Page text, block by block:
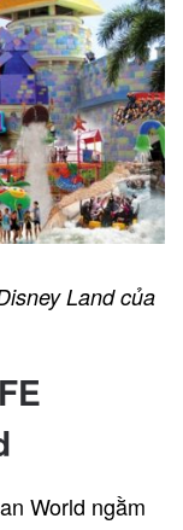
Land của
World ngằm